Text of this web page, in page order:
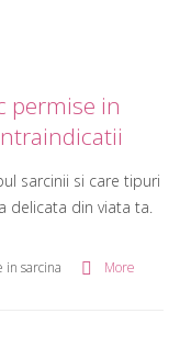
permise in
sarcinii si care tipuri
delicata din viata ta.
in sarcina More